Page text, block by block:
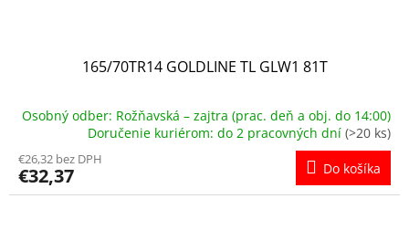
165/70TR14 GOLDLINE TL GLW1 81T
Osobný odber: Rožňavská – zajtra (prac. deň a obj. do 14:00)
Doručenie kuriérom: do 2 pracovných dní (>20 ks)
€26,32 bez DPH
€32,37 Do košíka